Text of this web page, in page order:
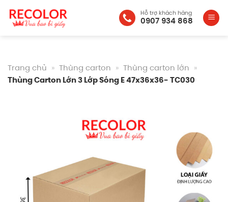
Bỏ
qua
Hỗ trợ khách hàng
0907 934 868
Trang chủ » Thùng carton » Thùng carton lớn »
Thùng Carton Lớn 3 Lớp Sóng E 47x36x36- TC030